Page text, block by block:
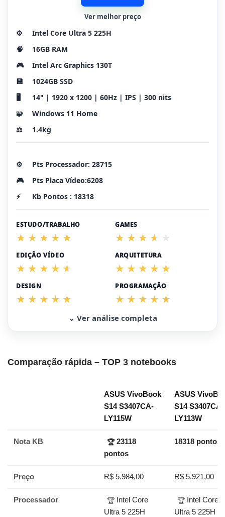
Ver melhor preço
⚙️
Intel Core Ultra 5 225H
🧠
16GB RAM
🎮
Intel Arc Graphics 130T
💾
1024GB SSD
🖥️
14" | 1920 x 1200 | 60Hz | IPS | 300 nits
🧩
Windows 11 Home
⚖️
1.4kg
⚙️
Pts Processador: 28715
🎮
Pts Placa Vídeo:6208
⚡
Kb Pontos : 18318
ESTUDO/TRABALHO GAMES
EDIÇÃO VÍDEO ARQUITETURA
DESIGN PROGRAMAÇÃO
⌄ Ver análise completa
Comparação rápida – TOP 3 notebooks
ASUS VivoBook
S14 S3407CA-
LY115W
ASUS
S14 S3407CA-
LY113W
Nota KB 🏆23118
pontos
18318 pontos
Preço R$ 5.984,00 R$ 5.921,00
Processador 🏆 Intel Core
Ultra 5 225H
🏆 Intel Core
Ultra 5 225H